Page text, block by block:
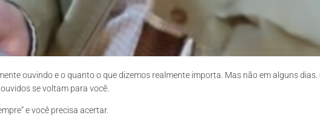
ouvindo e o quanto o que dizemos realmente importa. Mas não em alguns
se voltam para você.
e você precisa acertar.